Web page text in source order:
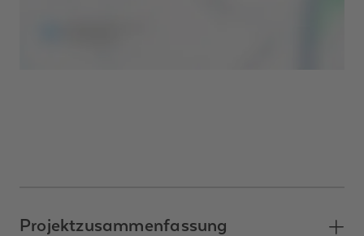
Projektzusammenfassung